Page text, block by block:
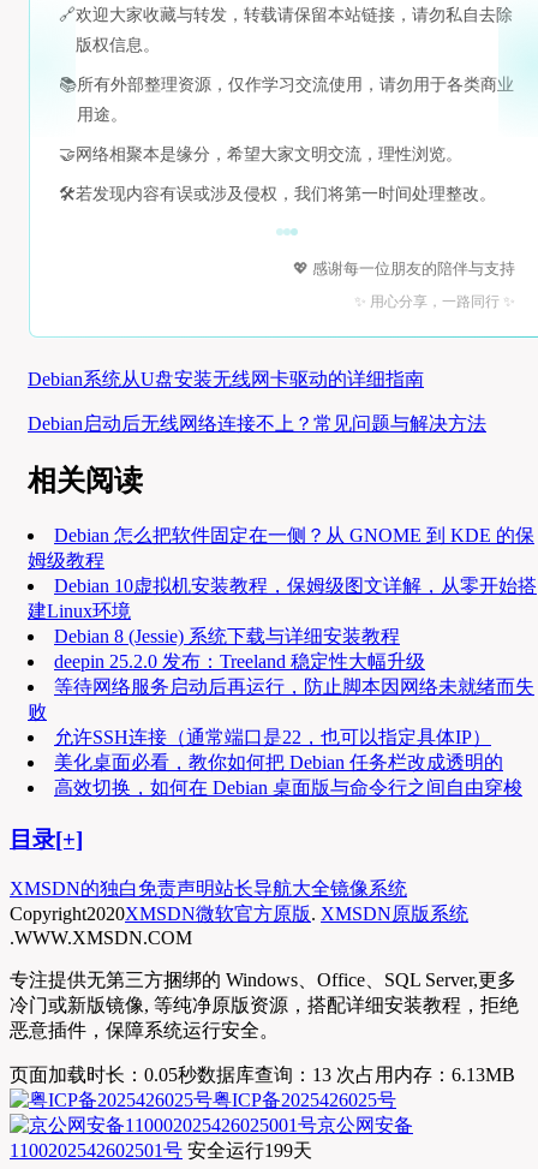
🔗欢迎大家收藏与转发，转载请保留本站链接，请勿私自去除
版权信息。
📚所有外部整理资源，仅作学习交流使用，请勿用于各类商业
用途。
🤝 网络相聚本是缘分，希望大家文明交流，理性浏览。
🛠️若发现内容有误或涉及侵权，我们将第一时间处理整改。
💖 感谢每一位朋友的陪伴与支持
✨ 用心分享，一路同行 ✨
Debian系统从U盘安装无线网卡驱动的详细指南
Debian启动后无线网络连接不上？常见问题与解决方法
相关阅读
Debian 怎么把软件固定在一侧？从 GNOME 到 KDE 的保
姆级教程
Debian 10虚拟机安装教程，保姆级图文详解，从零开始搭
建Linux环境
Debian 8 (Jessie) 系统下载与详细安装教程
deepin 25.2.0 发布：Treeland 稳定性大幅升级
等待网络服务启动后再运行，防止脚本因网络未就绪而失
败
允许SSH连接（通常端口是22，也可以指定具体IP）
美化桌面必看，教你如何把 Debian 任务栏改成透明的
高效切换，如何在 Debian 桌面版与命令行之间自由穿梭
目录[+]
XMSDN的独白免责声明站长导航大全镜像系统
Copyright2020XMSDN微软官方原版. XMSDN原版系统
.WWW.XMSDN.COM
专注提供无第三方捆绑的 Windows、Office、SQL Server,更多
冷门或新版镜像, 等纯净原版资源，搭配详细安装教程，拒绝
恶意插件，保障系统运行安全。
页面加载时长：0.05秒数据库查询：13 次占用内存：6.13MB
粤ICP备2025426025号
京公网安备
1100202542602501号 安全运行199天